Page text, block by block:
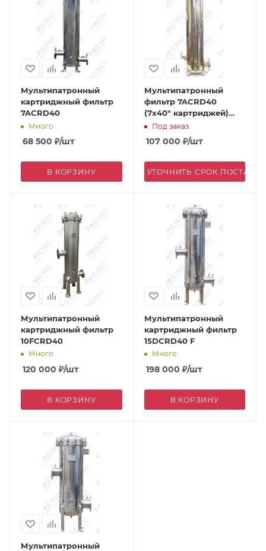
Мультипатронный
картриджный фильтр
7ACRD40
Много
68 500 ₽/шт
В КОРЗИНУ
Мультипатронный
фильтр 7ACRD40
(7х40" картриджей)
вход/выход фланец
DN65 дренаж 1/2", 316L
Под заказ
107 000 ₽/шт
УТОЧНИТЬ СРОК
Мультипатронный
картриджный фильтр
10FCRD40
Много
120 000 ₽/шт
В КОРЗИНУ
Мультипатронный
картриджный фильтр
15DCRD40 F
Много
198 000 ₽/шт
В КОРЗИНУ
Мультипатронный